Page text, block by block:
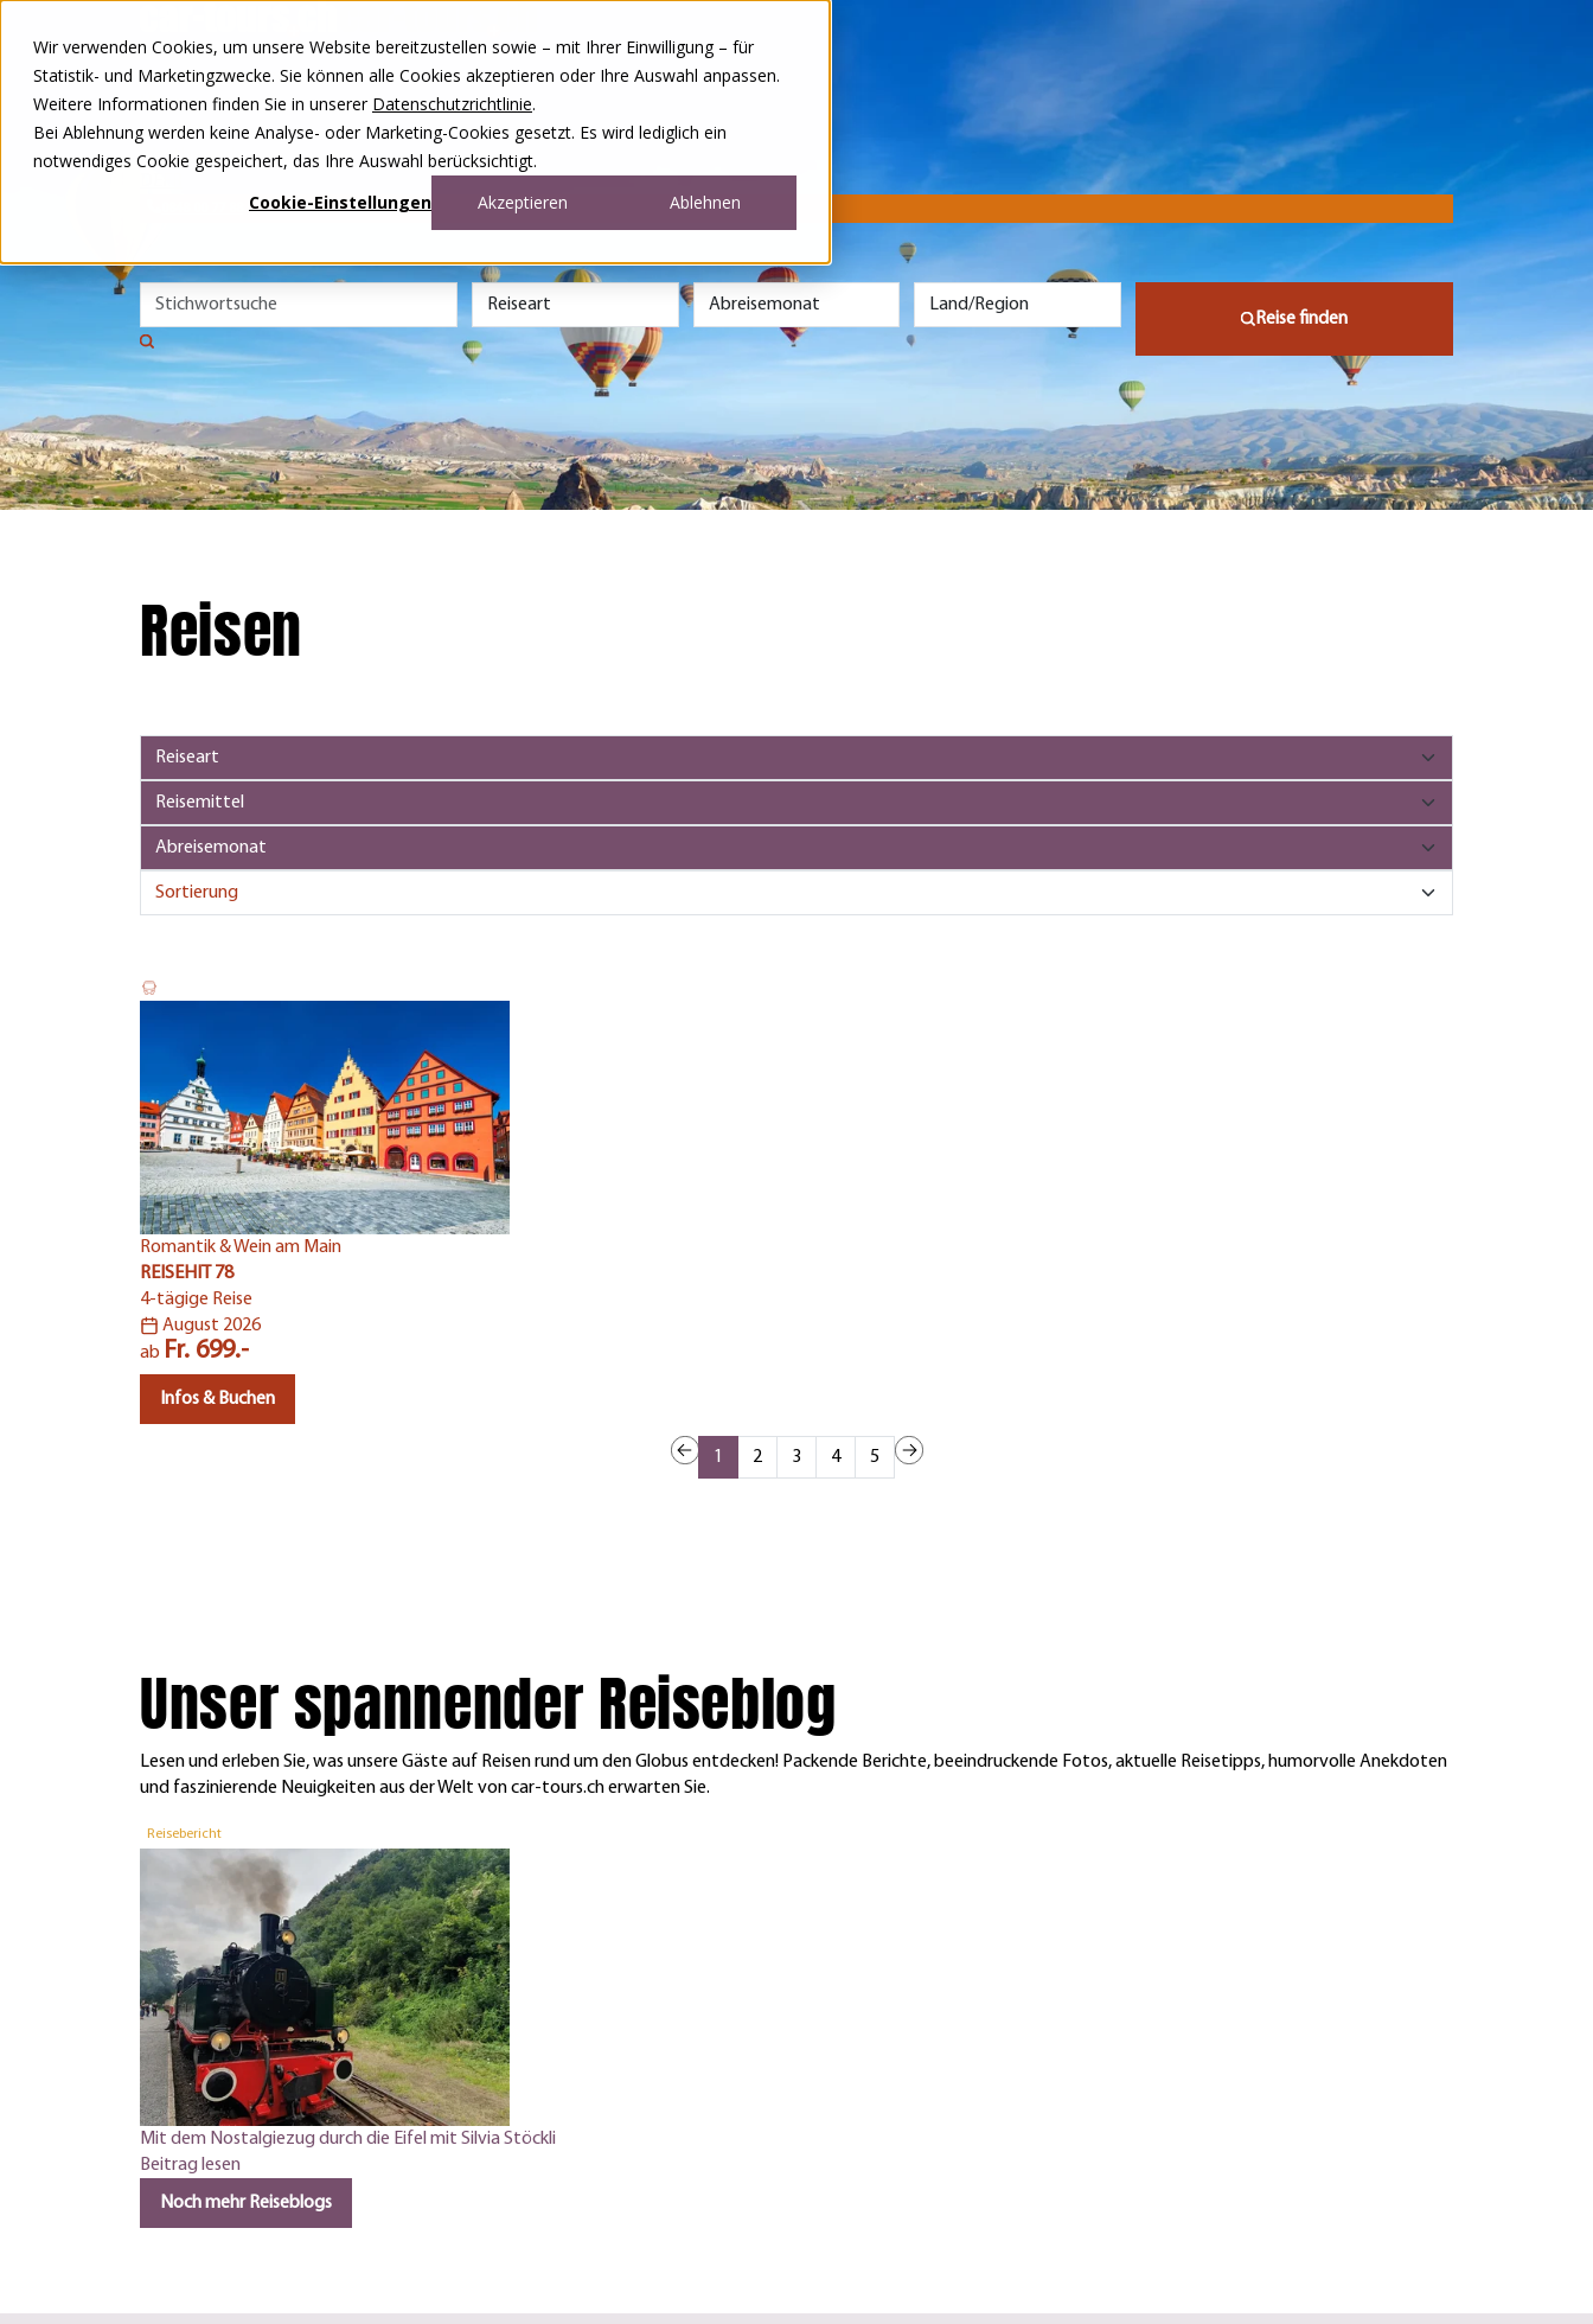
Wir verwenden Cookies, um unsere Website bereitzustellen sowie – mit Ihrer Einwilligung – für
Statistik- und Marketingzwecke. Sie können alle Cookies akzeptieren oder Ihre Auswahl anpassen.
Weitere Informationen finden Sie in unserer Datenschutzrichtlinie.
Bei Ablehnung werden keine Analyse- oder Marketing-Cookies gesetzt. Es wird lediglich ein
notwendiges Cookie gespeichert, das Ihre Auswahl berücksichtigt.
Cookie-Einstellungen
Akzeptieren Ablehnen
Unsere Reisen
Rund ums Reisen
Über uns
Kontakt
Wettbewerb
Reise finden
Reisen
Romantik & Wein am Main
REISEHIT 78
4-tägige Reise
August 2026
ab Fr. 699.-
Infos & Buchen
1 2 3 4 5
Unser spannender Reiseblog
Lesen und erleben Sie, was unsere Gäste auf Reisen rund um den Globus entdecken! Packende Berichte, beeindruckende Fotos, aktuelle Reisetipps, humorvolle Anekdoten
und faszinierende Neuigkeiten aus der Welt von car-tours.ch erwarten Sie.
Reisebericht
Mit dem Nostalgiezug durch die Eifel mit Silvia Stöckli
Beitrag lesen
Noch mehr Reiseblogs